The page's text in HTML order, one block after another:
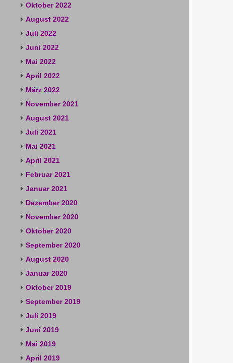
Oktober 2022
August 2022
Juli 2022
Juni 2022
Mai 2022
April 2022
März 2022
November 2021
August 2021
Juli 2021
Mai 2021
April 2021
Februar 2021
Januar 2021
Dezember 2020
November 2020
Oktober 2020
September 2020
August 2020
Januar 2020
Oktober 2019
September 2019
Juli 2019
Juni 2019
Mai 2019
April 2019